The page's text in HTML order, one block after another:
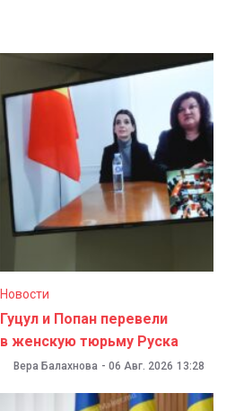
Новости
Гуцул и Попан перевели
в женскую тюрьму Руска
Вера Балахнова - 06 Авг. 2026 13:28